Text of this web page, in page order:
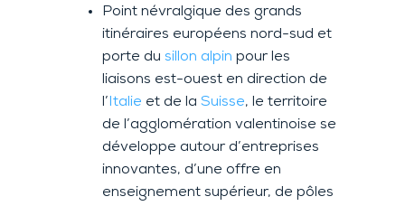
Point névralgique des grands
itinéraires européens nord-sud et
porte du sillon alpin pour les
liaisons est-ouest en direction de
l’ Italie et de la Suisse, le territoire
de l’agglomération valentinoise se
développe autour d’entreprises
innovantes, d’une offre en
enseignement supérieur, de pôles